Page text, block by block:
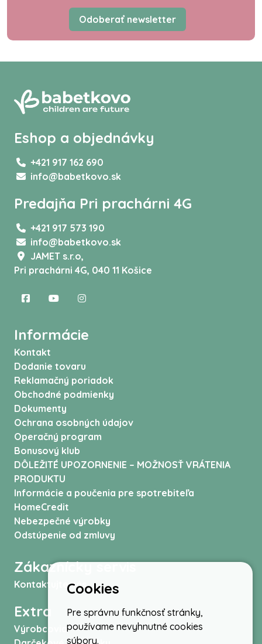
Odoberať newsletter
Eshop a objednávky
+421 917 162 690
info@babetkovo.sk
Predajňa Pri prachárni 4G
+421 917 573 190
info@babetkovo.sk
JAMET s.r.o,
Pri prachárni 4G, 040 11 Košice
Informácie
Kontakt
Dodanie tovaru
Reklamačný poriadok
Obchodné podmienky
Dokumenty
Ochrana osobných údajov
Operačný program
Bonusový klub
DÔLEŽITÉ UPOZORNENIE – MOŽNOSŤ VRÁTENIA
PRODUKTU
Informácie a poučenia pre spotrebiteľa
HomeCredit
Nebezpečné výrobky
Odstúpenie od zmluvy
Zákaznícky servis
Kontaktujte nás
Extra
Výrobcovia
Cookies
Pre správnu funkčnosť stránky,
používame nevyhnutné cookies
súbory.